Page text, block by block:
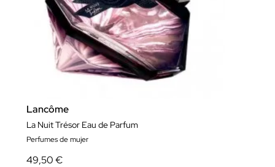
Lancôme
La Nuit Trésor Eau de Parfum
Perfumes de mujer
49,50 €